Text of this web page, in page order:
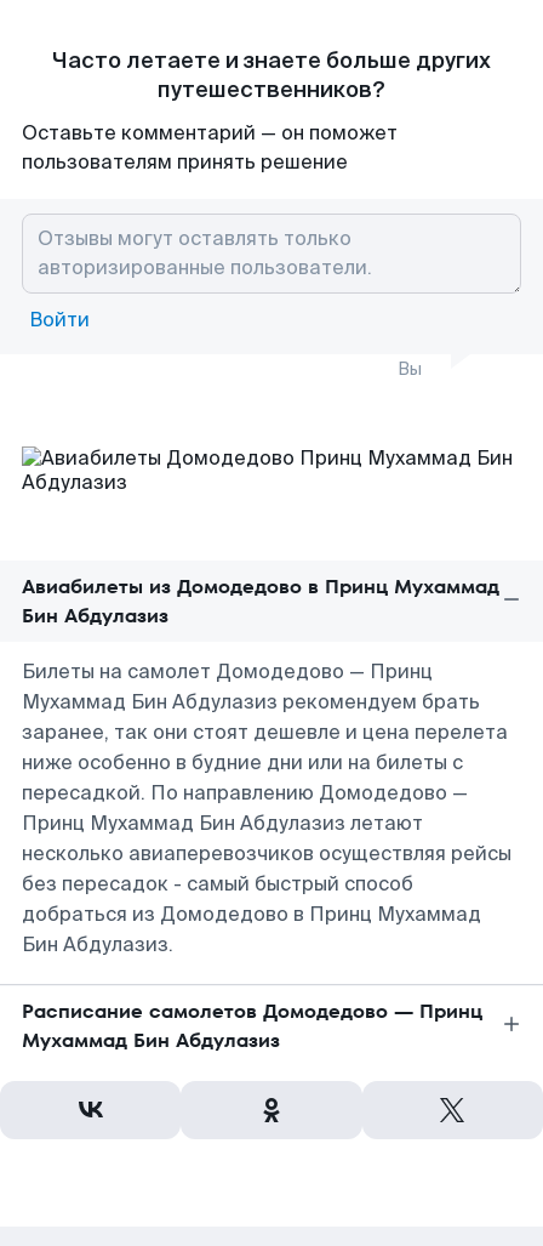
Часто летаете и знаете больше других
путешественников?
Оставьте комментарий — он поможет
пользователям принять решение
Войти
Вы
Авиабилеты из Домодедово в Принц Мухаммад
Бин Абдулазиз
Билеты на самолет Домодедово — Принц
Мухаммад Бин Абдулазиз рекомендуем брать
заранее, так они стоят дешевле и цена перелета
ниже особенно в будние дни или на билеты с
пересадкой. По направлению Домодедово —
Принц Мухаммад Бин Абдулазиз летают
несколько авиаперевозчиков осуществляя рейсы
без пересадок - самый быстрый способ
добраться из Домодедово в Принц Мухаммад
Бин Абдулазиз.
Расписание самолетов Домодедово — Принц
Мухаммад Бин Абдулазиз